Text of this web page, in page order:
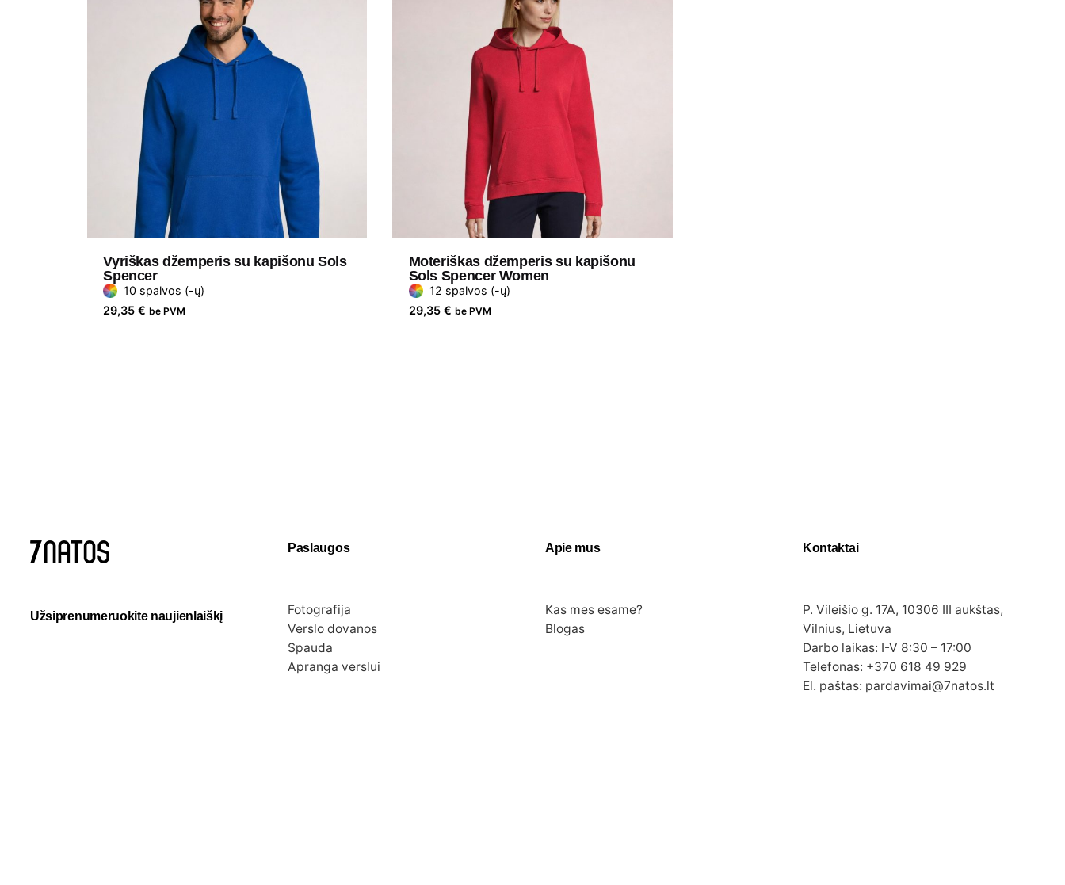
Vyriškas džemperis su kapišonu Sols
Spencer
10 spalvos (-ų)
29,35€ be PVM
Moteriškas džemperis su kapišonu
Sols Spencer Women
12 spalvos (-ų)
29,35 € be PVM
Užsiprenumeruokite naujienlaiškį
Paslaugos
Fotografija
Verslo dovanos
Spauda
Apranga verslui
Apie mus
Kas mes esame?
Blogas
Kontaktai
P. Vileišio g. 17A, 10306 III aukštas,
Vilnius, Lietuva
Darbo laikas: I-V 8:30 – 17:00
Telefonas: +370 618 49 929
El. paštas: pardavimai@7natos.lt